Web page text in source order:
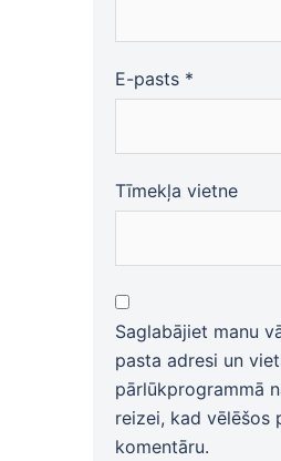
E-pasts *
Tīmekļa vietne
Saglabājiet manu
pasta adresi un
pārlūkprogrammā
reizei, kad vēlēšos
komentāru.